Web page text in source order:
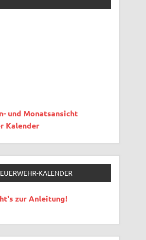
und Monatsansicht
Kalender
KALENDER
zur Anleitung!